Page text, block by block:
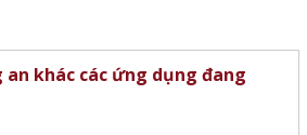
an khác các ứng dụng đang